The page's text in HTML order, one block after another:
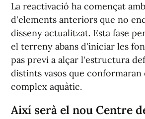
La reactivació ha començat
d'elements anteriors que no
disseny actualitzat. Esta fase
el terreny abans d'iniciar les
pas previ a alçar l'estructura
distints vasos que
complex aquàtic.
Així serà el nou Centre